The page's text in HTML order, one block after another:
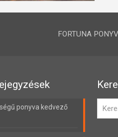
FORTUNA
ponyva kedvező